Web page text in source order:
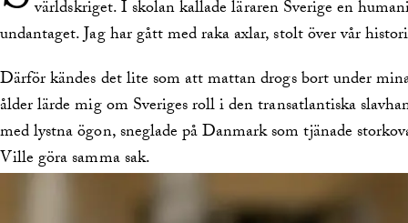
världskriget. I skolan kallade läraren Sverige en
undantaget. Jag har gått med raka axlar, stolt över vår
Därför kändes det lite som att mattan drogs bort under
ålder lärde mig om Sveriges roll i den transatlantiska
med lystna ögon, sneglade på Danmark som tjänade
Ville göra samma sak.